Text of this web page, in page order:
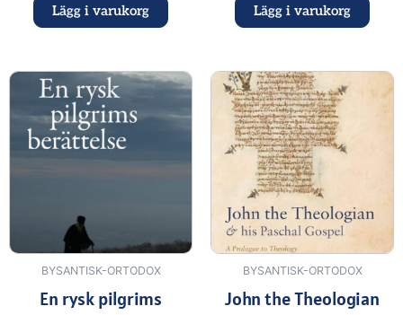
Lägg i varukorg
Lägg i varukorg
BYSANTISK-ORTODOX
En rysk pilgrims
BYSANTISK-ORTODOX
John the Theologian